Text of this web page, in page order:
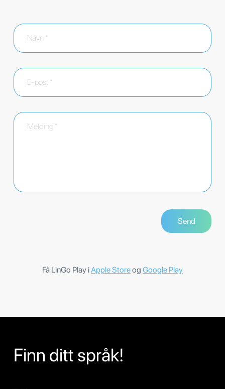
Få LinGo Play iApple Storeog Google Play
Finn ditt språk!